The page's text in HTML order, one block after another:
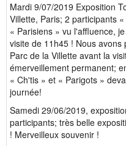
Mardi 9/07/2019 Exposition
Villette, Paris; 2 participants
« Parisiens » vu l'affluence,
visite de 11h45 ! Nous
Parc de la Villette avant la
émerveillement permanent;
« Ch'tis » et « Parigots »
journée!
Samedi 29/06/2019,
participants; très belle
! Merveilleux souvenir !